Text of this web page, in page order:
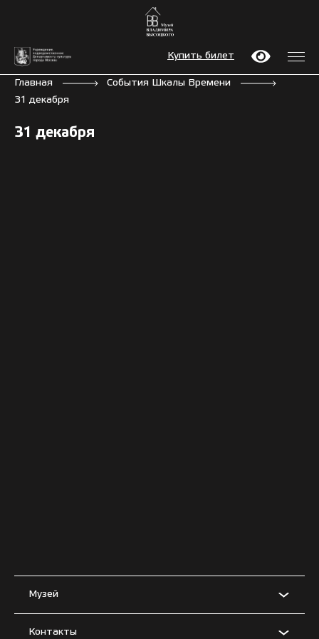
Купить билет
Главная
События Шкалы Времени
31 декабря
31 декабря
Музей
Контакты